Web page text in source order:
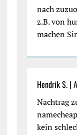
nach
z.B. von
machen
Hendrik S. |
Nachtrag
kein